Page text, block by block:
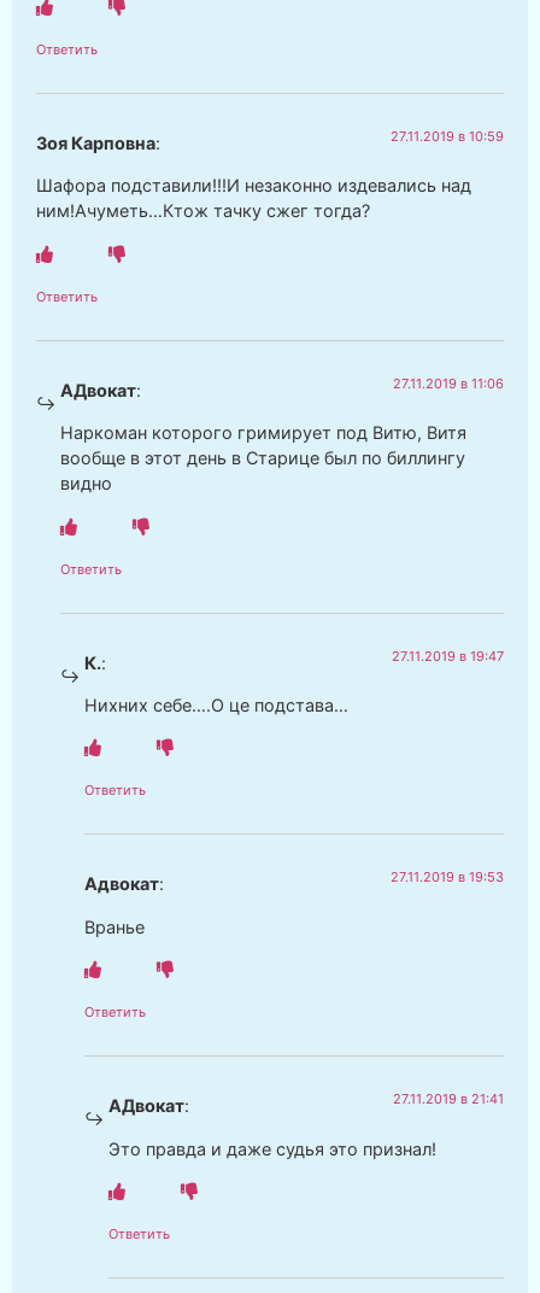
Ответить
Зоя Карповна: 27.11.2019 в 10:59
Шафора подставили!!!И незаконно издевались над
ним!Ачуметь…Ктож тачку сжег тогда?
Ответить
АДвокат: 27.11.2019 в 11:06
Наркоман которого гримирует под Витю, Витя
вообще в этот день в Старице был по биллингу
видно
Ответить
К.: 27.11.2019 в 19:47
Нихних себе….О це подстава…
Ответить
Адвокат: 27.11.2019 в 19:53
Вранье
Ответить
АДвокат: 27.11.2019 в 21:41
Это правда и даже судья это признал!
Ответить